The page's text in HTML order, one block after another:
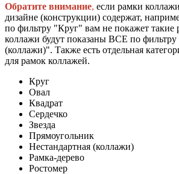
Обратите внимание, если рамки
дизайне (конструкции) содержат,
по фильтру "Круг" вам не покажет такие
коллажи будут показаны ВСЕ по фильтру
(коллажи)". Также есть отдельная
для рамок коллажей.
Круг
Овал
Квадрат
Сердечко
Звезда
Прямоугольник
Нестандартная (коллажи)
Рамка-дерево
Ростомер